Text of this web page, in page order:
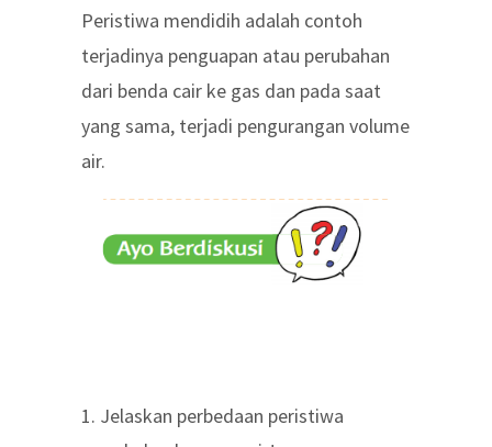
Peristiwa mendidih adalah contoh
terjadinya penguapan atau perubahan
dari benda cair ke gas dan pada saat
yang sama, terjadi pengurangan volume
air.
1. Jelaskan perbedaan peristiwa